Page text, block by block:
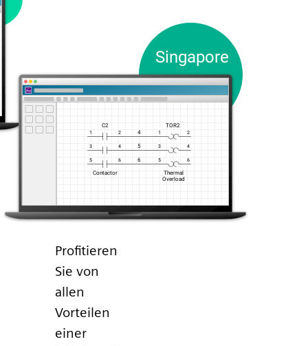
Profitieren
Sie von
allen
Vorteilen
einer